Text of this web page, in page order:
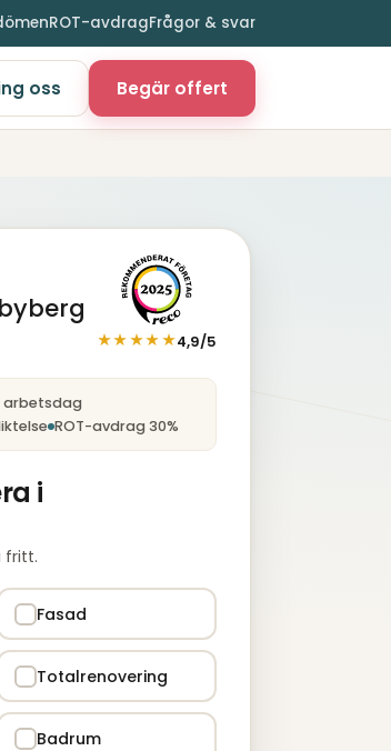
ROT-avdragFrågor & svar
oss Begär offert
★★★★★4,9/5
arbetsdag
ROT-avdrag 30%
i
fritt.
Fasad
Totalrenovering
Badrum